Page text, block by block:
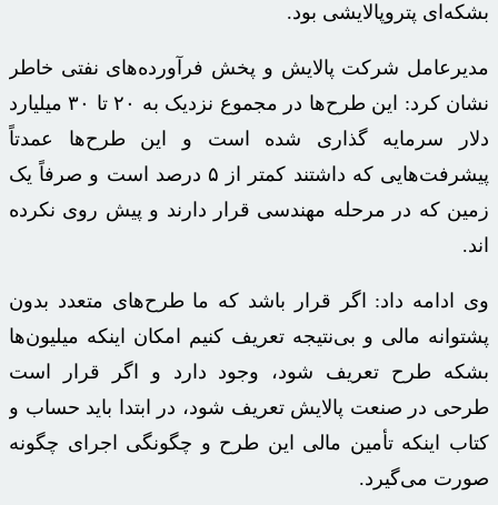
بشکه‌ای پتروپالایشی بود.
مدیرعامل شرکت پالایش و پخش فرآورده‌های نفتی خاطر
نشان کرد: این طرح‌ها در مجموع نزدیک به ۲۰ تا ۳۰ میلیارد
دلار سرمایه گذاری شده است و این طرح‌ها عمدتاً
پیشرفت‌هایی که داشتند کمتر از ۵ درصد است و صرفاً یک
زمین که در مرحله مهندسی قرار دارند و پیش روی نکرده
اند.
وی ادامه داد: اگر قرار باشد که ما طرح‌های متعدد بدون
پشتوانه مالی و بی‌نتیجه تعریف کنیم امکان اینکه میلیون‌ها
بشکه طرح تعریف شود، وجود دارد و اگر قرار است
طرحی در صنعت پالایش تعریف شود، در ابتدا باید حساب و
کتاب اینکه تأمین مالی این طرح و چگونگی اجرای چگونه
صورت می‌گیرد.